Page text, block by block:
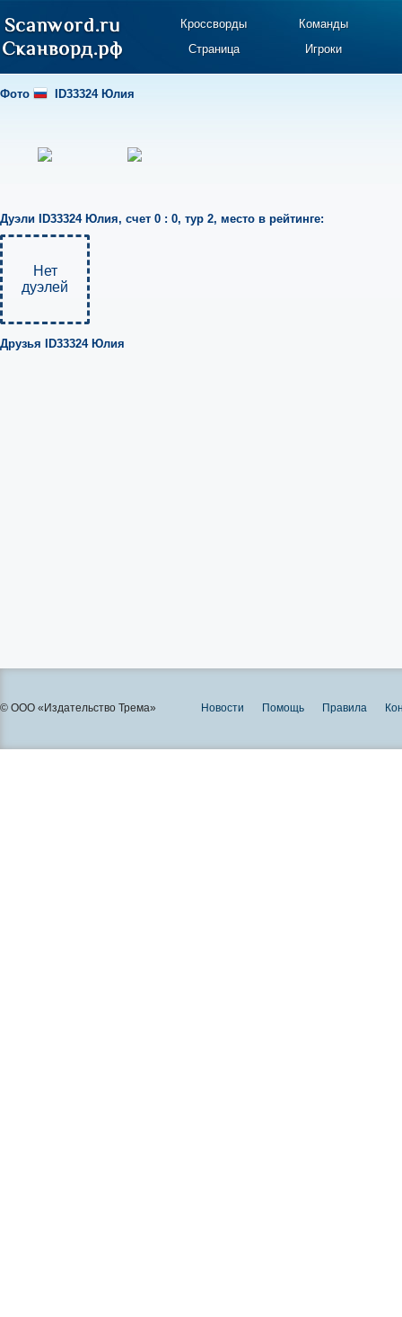
Кроссворды
Команды
Страница
Игроки
Фото ID33324 Юлия
Дуэли ID33324 Юлия, счет 0 : 0, тур 2, место в рейтинге:
Нет
дуэлей
Друзья ID33324 Юлия
© ООО «Издательство Трема» Новости Помощь Правила